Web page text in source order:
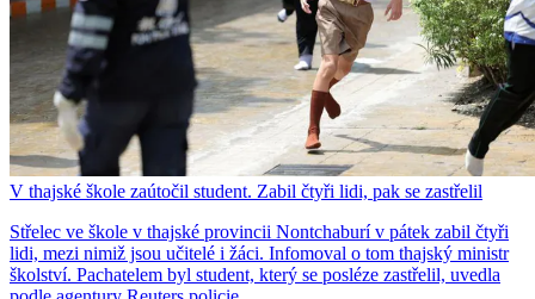
V thajské škole zaútočil student. Zabil čtyři lidi, pak se zastřelil
Střelec ve škole v thajské provincii Nontchaburí v pátek zabil čtyři
lidi, mezi nimiž jsou učitelé i žáci. Infomoval o tom thajský ministr
školství. Pachatelem byl student, který se posléze zastřelil, uvedla